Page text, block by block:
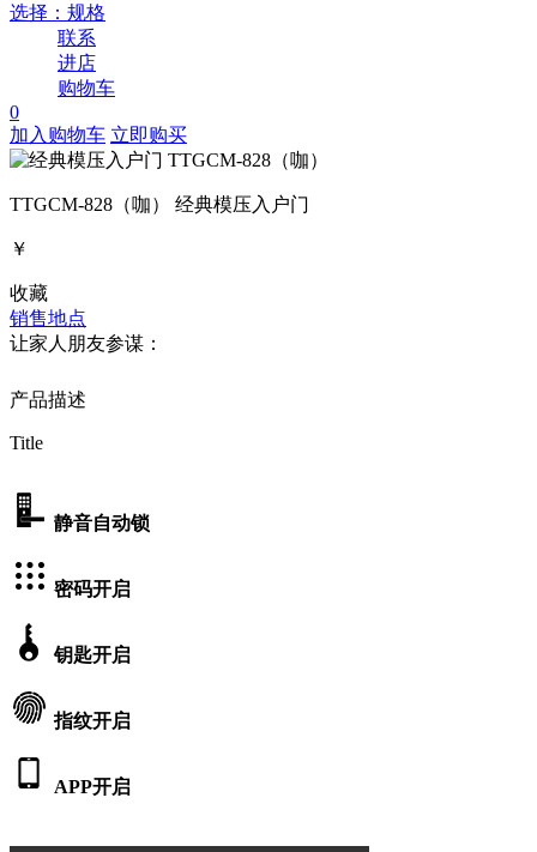
选择：规格
联系
进店
购物车
0
加入购物车 立即购买
TTGCM-828（咖） 经典模压入户门
￥
收藏
销售地点
让家人朋友参谋：
产品描述
Title
静音自动锁
密码开启
钥匙开启
指纹开启
APP开启